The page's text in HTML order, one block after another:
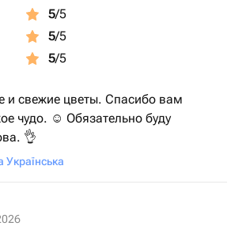
5/5
5/5
5/5
и свежие цветы. Спасибо вам
чудо. ☺️ Обязательно буду
👌
Українська